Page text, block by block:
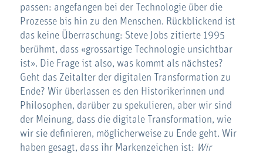
passen: angefangen bei der Technologie über die
Prozesse bis hin zu den Menschen. Rückblickend ist
das keine Überraschung: Steve Jobs zitierte 1995
berühmt, dass «grossartige Technologie unsichtbar
ist». Die Frage ist also, was kommt als nächstes?
Geht das Zeitalter der digitalen Transformation zu
Ende? Wir überlassen es den Historikerinnen und
Philosophen, darüber zu spekulieren, aber wir sind
der Meinung, dass die digitale Transformation, wie
wir sie definieren, möglicherweise zu Ende geht. Wir
haben gesagt, dass ihr Markenzeichen ist: Wir